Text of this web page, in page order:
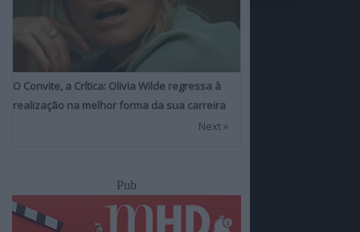
O Convite, a Crítica: Olivia Wilde regressa à
realização na melhor forma da sua carreira
Next »
Pub